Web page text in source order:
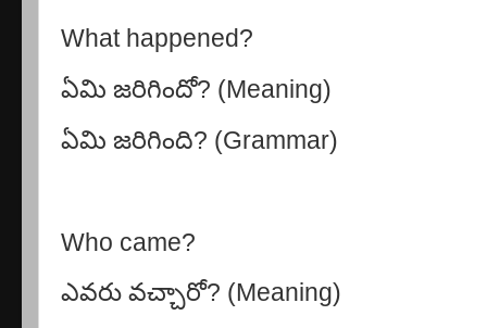
What happened?
ఏమి జరిగిందో? (Meaning)
ఏమి జరిగింది? (Grammar)
Who came?
ఎవరు వచ్చారో? (Meaning)